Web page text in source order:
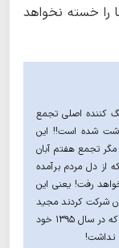
را خسته نخواهد
شده است!! این
تجمع هفتم آبان
از دل مردم برآمده
رفت! یعنی این
شرکت کردند مجید
خالقیان آنها را هدایت و رهبری کرده است؟! در صورتی که در سال ۱۳۹۵ خود
نداشت!